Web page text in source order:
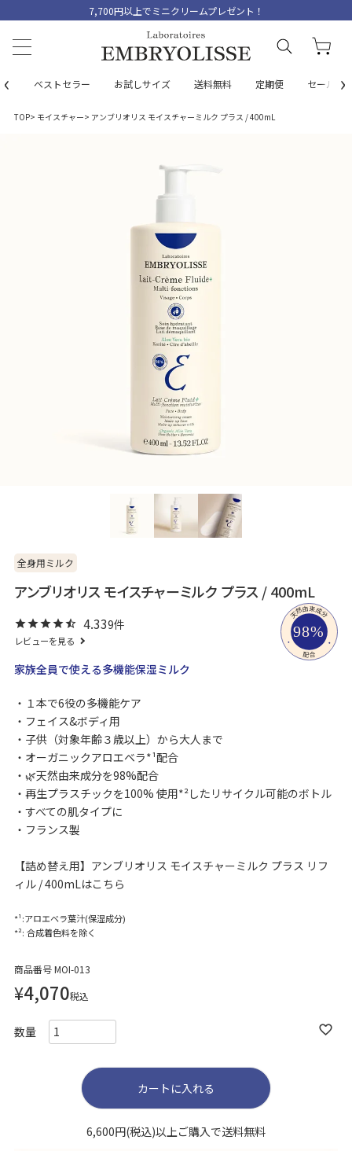
7,700円以上でミニクリームプレゼント！
‹ ベストセラー お試しサイズ 送料無料 定期便 セール ›
TOP モイスチャー アンブリオリス モイスチャーミルク プラス / 400mL
全身用ミルク
アンブリオリス モイスチャーミルク プラス / 400mL
レビューを見る
4.339
家族全員で使える多機能保湿ミルク
１本で6役の多機能ケア
フェイス&ボディ用
子供（対象年齢３歳以上）から大人まで
オーガニックアロエベラ*¹配合
🌿天然由来成分を98%配合
再生プラスチックを100% 使用*²したリサイクル可能のボトル
すべての肌タイプに
フランス製
【詰め替え用】アンブリオリス モイスチャーミルク プラス リフ
ィル / 400mLはこちら
*¹:アロエベラ葉汁(保湿成分)
*²: 合成着色料を除く
商品番号MOI-013
¥4,070税込
カートに入れる
6,600円(税込)以上ご購入で送料無料